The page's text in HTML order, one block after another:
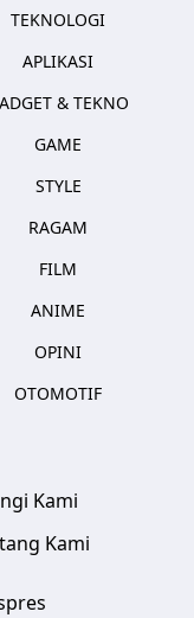
TEKNOLOGI
APLIKASI
& TEKNO
GAME
STYLE
RAGAM
FILM
ANIME
OPINI
OTOMOTIF
Kami
Kami